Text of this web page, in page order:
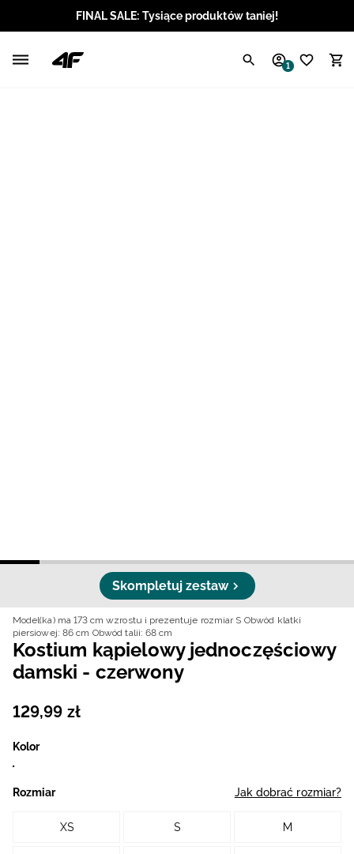
FINAL SALE: Tysiące produktów taniej!
1
Skompletuj zestaw
Model(ka) ma 173 cm wzrostu i prezentuje rozmiar S Obwód klatki
piersiowej: 86 cm Obwód talii: 68 cm
Kostium kąpielowy jednoczęściowy
damski - czerwony
129,99 zł
Kolor
Rozmiar Jak dobrać rozmiar?
XS S M